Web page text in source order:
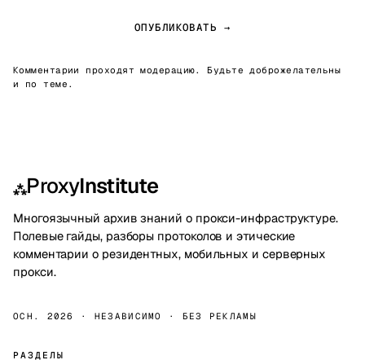
ОПУБЛИКОВАТЬ →
Комментарии проходят модерацию. Будьте доброжелательны
и по теме.
⁂ProxyInstitute
Многоязычный архив знаний о прокси-инфраструктуре.
Полевые гайды, разборы протоколов и этические
комментарии о резидентных, мобильных и серверных
прокси.
ОСН. 2026 · НЕЗАВИСИМО · БЕЗ РЕКЛАМЫ
РАЗДЕЛЫ